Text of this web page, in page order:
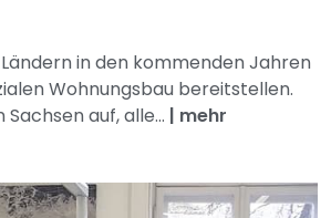
in den kommenden Jahren
Wohnungsbau bereitstellen.
auf, alle... | mehr